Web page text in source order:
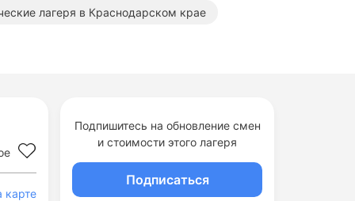
карте
Подпишитесь на обновление смен
и стоимости этого лагеря
Подписаться
лагеря в Краснодарском крае
Тематические лагеря на море